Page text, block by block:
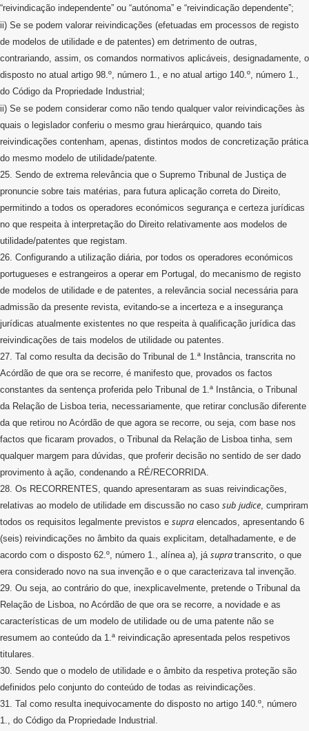
“reivindicação independente” ou “autónoma” e “reivindicação dependente”;
ii) Se se podem valorar reivindicações (efetuadas em processos de registo
de modelos de utilidade e de patentes) em detrimento de outras,
contrariando, assim, os comandos normativos aplicáveis, designadamente, o
disposto no atual artigo 98.º, número 1., e no atual artigo 140.º, número 1.,
do Código da Propriedade Industrial;
ii) Se se podem considerar como não tendo qualquer valor reivindicações às
quais o legislador conferiu o mesmo grau hierárquico, quando tais
reivindicações contenham, apenas, distintos modos de concretização prática
do mesmo modelo de utilidade/patente.
25. Sendo de extrema relevância que o Supremo Tribunal de Justiça de
pronuncie sobre tais matérias, para futura aplicação correta do Direito,
permitindo a todos os operadores económicos segurança e certeza jurídicas
no que respeita à interpretação do Direito relativamente aos modelos de
utilidade/patentes que registam.
26. Configurando a utilização diária, por todos os operadores económicos
portugueses e estrangeiros a operar em Portugal, do mecanismo de registo
de modelos de utilidade e de patentes, a relevância social necessária para
admissão da presente revista, evitando-se a incerteza e a insegurança
jurídicas atualmente existentes no que respeita à qualificação jurídica das
reivindicações de tais modelos de utilidade ou patentes.
27. Tal como resulta da decisão do Tribunal de 1.ª Instância, transcrita no
Acórdão de que ora se recorre, é manifesto que, provados os factos
constantes da sentença proferida pelo Tribunal de 1.ª Instância, o Tribunal
da Relação de Lisboa teria, necessariamente, que retirar conclusão diferente
da que retirou no Acórdão de que agora se recorre, ou seja, com base nos
factos que ficaram provados, o Tribunal da Relação de Lisboa tinha, sem
qualquer margem para dúvidas, que proferir decisão no sentido de ser dado
provimento à ação, condenando a RÉ/RECORRIDA.
28. Os RECORRENTES, quando apresentaram as suas reivindicações,
relativas ao modelo de utilidade em discussão no caso sub judice, cumpriram
todos os requisitos legalmente previstos e supra elencados, apresentando 6
(seis) reivindicações no âmbito da quais explicitam, detalhadamente, e de
acordo com o disposto 62.º, número 1., alínea a), já supratranscrito, o que
era considerado novo na sua invenção e o que caracterizava tal invenção.
29. Ou seja, ao contrário do que, inexplicavelmente, pretende o Tribunal da
Relação de Lisboa, no Acórdão de que ora se recorre, a novidade e as
características de um modelo de utilidade ou de uma patente não se
resumem ao conteúdo da 1.ª reivindicação apresentada pelos respetivos
titulares.
30. Sendo que o modelo de utilidade e o âmbito da respetiva proteção são
definidos pelo conjunto do conteúdo de todas as reivindicações.
31. Tal como resulta inequivocamente do disposto no artigo 140.º, número
1., do Código da Propriedade Industrial.